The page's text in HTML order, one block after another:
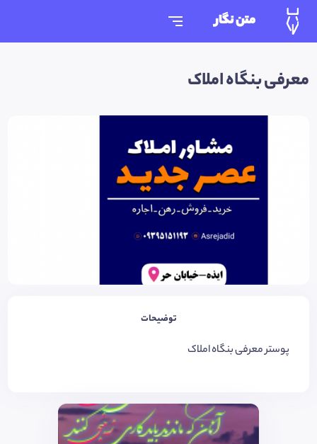
متن نگار
معرفی بنگاه املاک
توضیحات
پوستر معرفی بنگاه املاک